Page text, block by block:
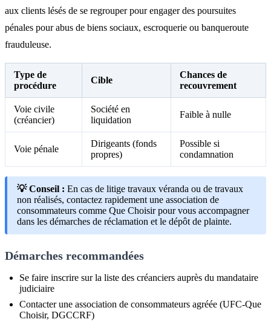
aux clients lésés de se regrouper pour engager des poursuites
pénales pour abus de biens sociaux, escroquerie ou banqueroute
frauduleuse.
Type de
procédure
Cible
Chances de
recouvrement
Voie civile
(créancier)
Société en
liquidation
Faible à nulle
Voie pénale
Dirigeants (fonds
propres)
Possible si
condamnation
💡 Conseil : En cas de litige travaux véranda ou de travaux
non réalisés, contactez rapidement une association de
consommateurs comme Que Choisir pour vous accompagner
dans les démarches de réclamation et le dépôt de plainte.
Démarches recommandées
Se faire inscrire sur la liste des créanciers auprès du mandataire
judiciaire
Contacter une association de consommateurs agréée (UFC-Que
Choisir, DGCCRF)